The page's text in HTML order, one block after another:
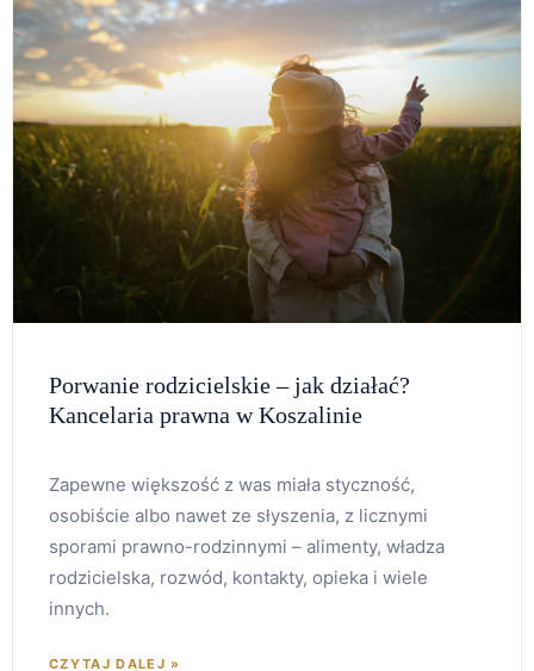
Porwanie rodzicielskie – jak działać?
Kancelaria prawna w Koszalinie
Zapewne większość z was miała styczność,
osobiście albo nawet ze słyszenia, z licznymi
sporami prawno-rodzinnymi – alimenty, władza
rodzicielska, rozwód, kontakty, opieka i wiele
innych.
CZYTAJ DALEJ »